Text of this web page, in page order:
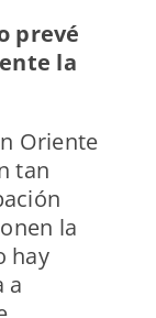
prevé
la
Oriente
tan
la
hay
a